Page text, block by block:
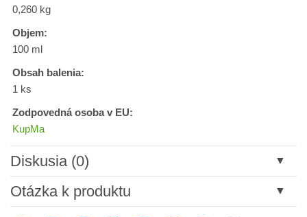
0,260 kg
Objem:
100 ml
Obsah balenia:
1 ks
Zodpovedná osoba v EU:
KupMa
Diskusia (0)
Nový komentár
Otázka k produktu